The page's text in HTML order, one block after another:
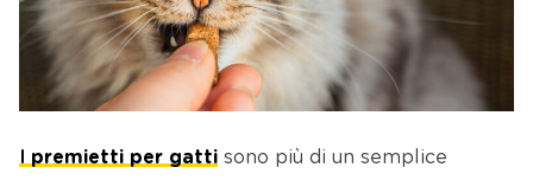
premietti per gatti sono più di un semplice